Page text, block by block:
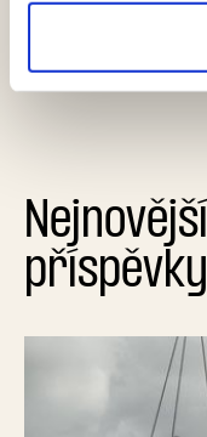
Nejnovější
příspěvky